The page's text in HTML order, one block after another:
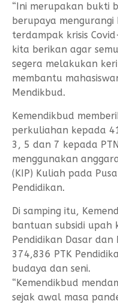
“Ini merupakan bukti
berupaya mengurangi
terdampak krisis
kita berikan agar
segera melakukan
membantu
Mendikbud.
Kemendikbud
perkuliahan kepada
3, 5 dan 7 kepada
menggunakan
(KIP) Kuliah pada
Pendidikan.
Di samping itu,
bantuan subsidi upah
Pendidikan Dasar dan
374,836 PTK
budaya dan seni.
“Kemendikbud
sejak awal masa